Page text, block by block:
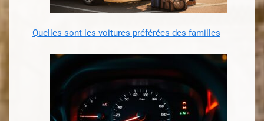
Quelles sont les voitures préférées des familles